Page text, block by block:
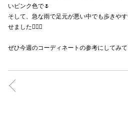
いピンク色で🌷
そして、急な雨で足元が悪い中でも歩きや
せました🙆🏻‍♀️
ぜひ今週のコーディネートの参考にしてみ